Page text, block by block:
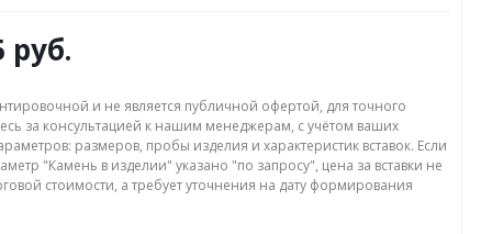
руб.
и не является публичной офертой, для точного
за консультацией к нашим менеджерам, с учётом ваших
размеров, пробы изделия и характеристик вставок. Если
"Камень в изделии" указано "по запросу", цена за вставки не
стоимости, а требует уточнения на дату формирования